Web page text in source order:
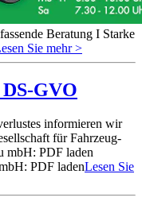
Beratung I Starke
Sie mehr >
GVO
informieren wir
für Fahrzeug-
mbH: PDF laden
PDF ladenLesen Sie